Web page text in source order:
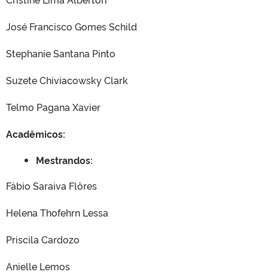
José Francisco Gomes Schild
Stephanie Santana Pinto
Suzete Chiviacowsky Clark
Telmo Pagana Xavier
Acadêmicos:
Mestrandos:
Fábio Saraiva Flôres
Helena Thofehrn Lessa
Priscila Cardozo
Anielle Lemos